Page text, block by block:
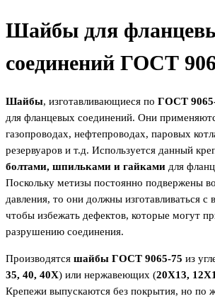
Шайбы для
соединений ГОСТ
Шайбы, изготавливающиеся по ГОСТ
для фланцевых соединений. Они
газопроводах, нефтепроводах, паровых
резервуаров и т.д. Используется данный
болтами, шпильками и гайками для
Поскольку метизы постоянно подвержены
давления, то они должны изготавливаться с
чтобы избежать дефектов, которые могут
разрушению соединения.
Производятся шайбы ГОСТ 9065-75 из
35, 40, 40Х) или нержавеющих (20Х13,
Крепежи выпускаются без покрытия, но по